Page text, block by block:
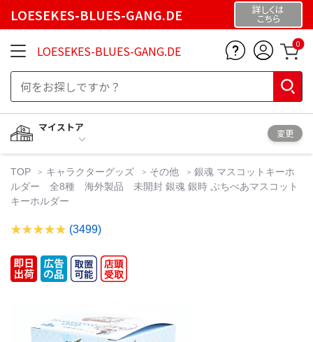
LOESEKES-BLUES-GANG.DE 詳しくは
こちら
LOESEKES-BLUES-GANG.DE 0
マイストア
変更
TOP キャラクターグッズ その他
銀魂 マスコットキーホ
ルダー 全8種 海外製品 未開封 銀魂 銀時 ぷちべあマスコット
キーホルダー
(3499)